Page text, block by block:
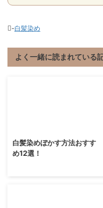
-白髪染め
よく一緒に読まれている
白髪染めぼかす方法おすす
め12選！